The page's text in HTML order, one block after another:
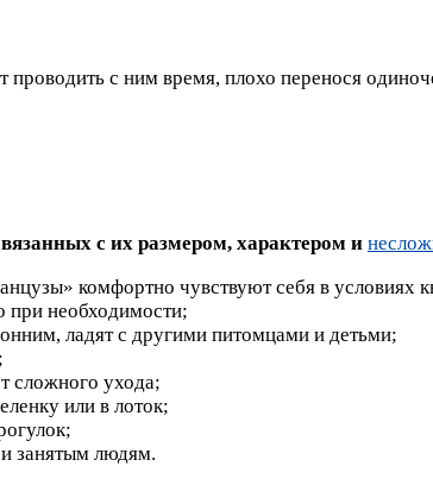
с ним время, плохо перенося
с их размером, характером и
комфортно чувствуют себя в условиях
при необходимости;
ладят с другими питомцами и детьми;
сложного ухода;
или в лоток;
занятым людям.